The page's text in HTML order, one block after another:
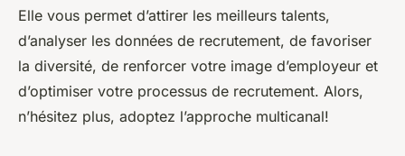
Elle vous permet d’attirer les meilleurs talents,
d’analyser les données de recrutement, de favoriser
la diversité, de renforcer votre image d’employeur et
d’optimiser votre processus de recrutement. Alors,
n’hésitez plus, adoptez l’approche multicanal!